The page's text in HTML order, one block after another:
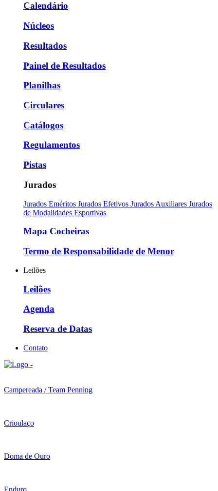
Calendário
Núcleos
Resultados
Painel de Resultados
Planilhas
Circulares
Catálogos
Regulamentos
Pistas
Jurados
Jurados Eméritos Jurados Efetivos Jurados Auxiliares Jurados
de Modalidades Esportivas
Mapa Cocheiras
Termo de Responsabilidade de Menor
Leilões
Leilões
Agenda
Reserva de Datas
Contato
Campereada / Team Penning
Crioulaço
Doma de Ouro
Enduro